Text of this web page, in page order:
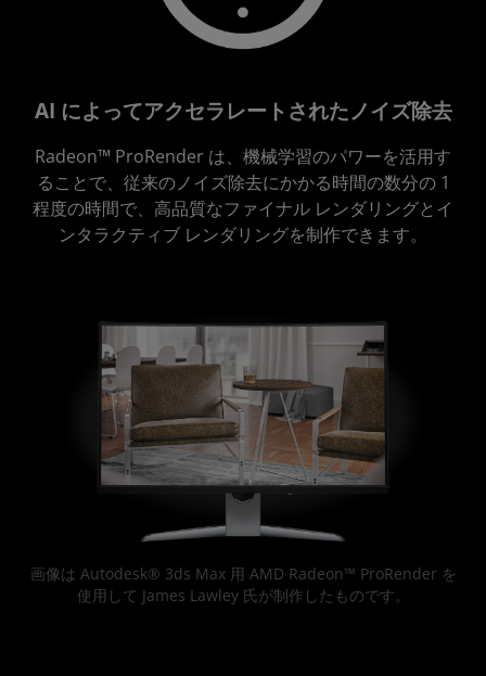
AI によってアクセラレートされたノイズ除去
Radeon™ ProRender は、機械学習のパワーを活用す
ることで、従来のノイズ除去にかかる時間の数分の 1
程度の時間で、高品質なファイナル レンダリングとイ
ンタラクティブ レンダリングを制作できます。
画像は Autodesk® 3ds Max 用 AMD Radeon™ ProRender を
使用して James Lawley 氏が制作したものです。